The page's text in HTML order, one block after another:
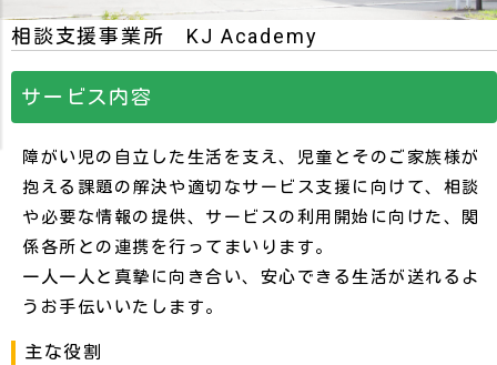
相談支援事業所 KJ Academy
サービス内容
障がい児の自立した生活を支え、児童とそのご家族様が
抱える課題の解決や適切なサービス支援に向けて、相談
や必要な情報の提供、サービスの利用開始に向けた、関
係各所との連携を行ってまいります。
一人一人と真摯に向き合い、安心できる生活が送れるよ
うお手伝いいたします。
主な役割